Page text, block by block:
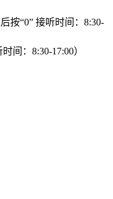
按“0” 接听时间：8:30-
间：8:30-17:00）